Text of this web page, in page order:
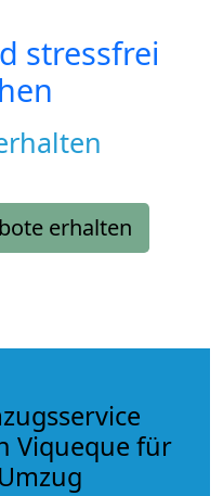
stressfrei
erhalten
Viqueque für